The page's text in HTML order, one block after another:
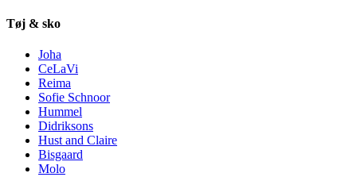
Tøj & sko
Joha
CeLaVi
Reima
Sofie Schnoor
Hummel
Didriksons
Hust and Claire
Bisgaard
Molo